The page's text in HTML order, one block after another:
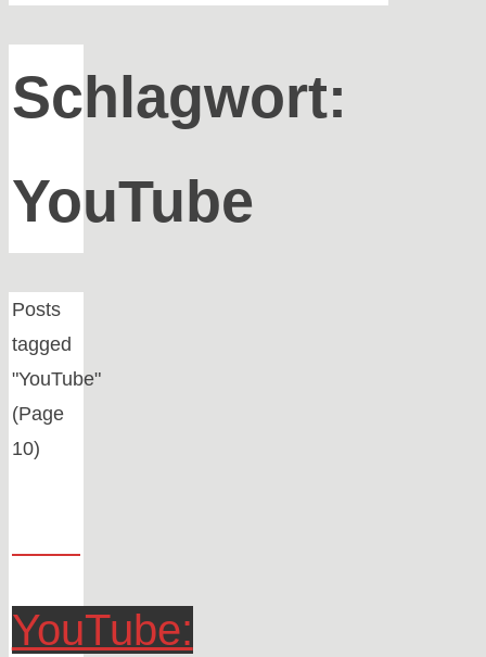
Schlagwort:
YouTube
Home
Posts
tagged
"YouTube"
(Page
10)
YouTube: